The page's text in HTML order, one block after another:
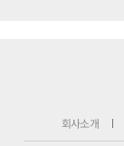
회사소개